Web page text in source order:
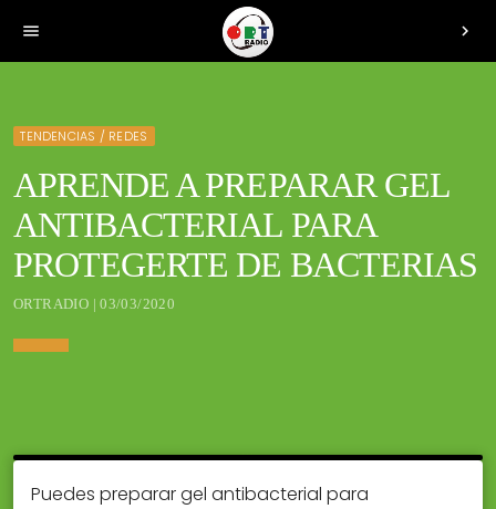
menu chevron_right
TENDENCIAS / REDES
APRENDE A PREPARAR GEL
ANTIBACTERIAL PARA
PROTEGERTE DE BACTERIAS
ORTRADIO | 03/03/2020
Puedes preparar gel antibacterial para